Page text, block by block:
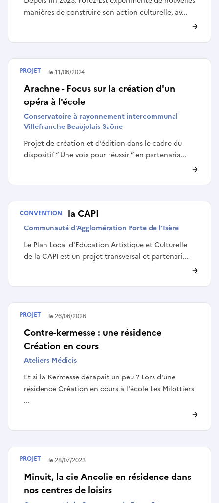
manières de construire son action culturelle, av...
Arachne - Focus sur la création d'un
opéra à l'école
Conservatoire à rayonnement intercommunal
Villefranche Beaujolais Saône
Projet de création et d’édition dans le cadre du
dispositif “ Une voix pour réussir ” en partenaria...
Terminé le11/06/2024
PROJET
PLEAC de la CAPI
Communauté d'Agglomération Porte de l'Isère
Le Plan Local d'Education Artistique et Culturelle
de la CAPI est un projet transversal et partenari...
CONVENTION
Contre-kermesse : une résidence
Création en cours
Ateliers Médicis
Et si la Kermesse dérapait un peu ? Lors d'une
résidence Création en cours à l'école Les Milottiers
...
Terminé le26/06/2026
PROJET
Minuit, la cie Ancolie en résidence dans
nos centres de loisirs
Terminé le28/07/2023
PROJET